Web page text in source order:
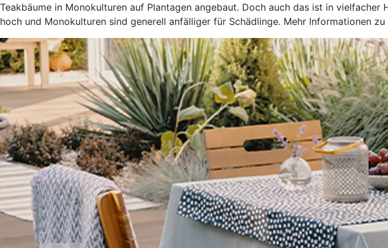
Teakbäume in Monokulturen auf Plantagen angebaut. Doch auch das ist in
hoch und Monokulturen sind generell anfälliger für Schädlinge. Mehr Informationen